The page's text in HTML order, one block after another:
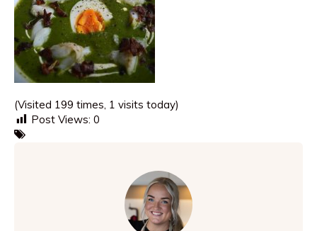
(Visited 199 times, 1 visits today)
Post Views: 0